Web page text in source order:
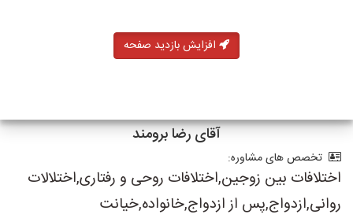
افزایش بازدید صفحه
آقای رضا برومند
تخصص های مشاوره:
اختلافات بین زوجین,اختلافات روحی و رفتاری,اختلالات
روانی,ازدواج,پس از ازدواج,خانواده,خیانت